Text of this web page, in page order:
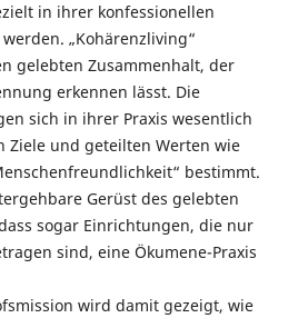
in ihrer konfessionellen
„Kohärenzliving“
gelebten Zusammenhalt, der
erkennen lässt. Die
sich in ihrer Praxis wesentlich
Ziele und geteilten Werten wie
bestimmt.
Gerüst des gelebten
sogar Einrichtungen, die nur
sind, eine Ökumene-Praxis
wird damit gezeigt, wie